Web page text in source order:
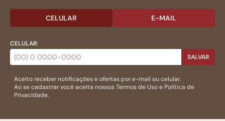
CELULAR E-MAIL
CELULAR:
SALVAR
Aceito receber notificações e ofertas por e-mail ou celular.
Ao se cadastrar você aceita nossosTermos de Usoe Politica de
Privacidade.